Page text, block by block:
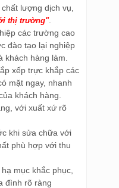
lượng dịch vụ,
thị trường".
các trường cao
đào tạo lại nghiệp
khách hàng làm.
xếp trực khắp các
mặt ngay, nhanh
khách hàng.
với xuất xứ rõ
khi sửa chữa với
phù hợp với thu
mục khắc phục,
đình rõ ràng